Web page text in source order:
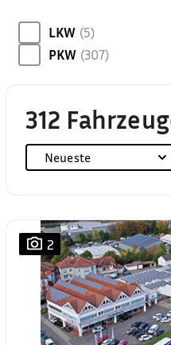
LKW (5)
PKW (307)
312
Neueste
2